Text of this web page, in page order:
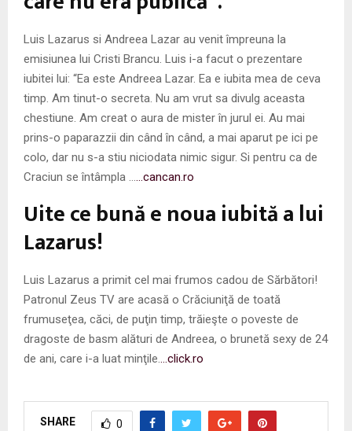
Luis Lazarus si Andreea Lazar au venit împreuna la
emisiunea lui Cristi Brancu. Luis i-a facut o prezentare
iubitei lui: “Ea este Andreea Lazar. Ea e iubita mea de ceva
timp. Am tinut-o secreta. Nu am vrut sa divulg aceasta
chestiune. Am creat o aura de mister în jurul ei. Au mai
prins-o paparazzii din când în când, a mai aparut pe ici pe
colo, dar nu s-a stiu niciodata nimic sigur. Si pentru ca de
Craciun se întâmpla …
…cancan.ro
Uite ce bună e noua iubită a lui
Lazarus!
Luis Lazarus a primit cel mai frumos cadou de Sărbători!
Patronul Zeus TV are acasă o Crăciuniţă de toată
frumuseţea, căci, de puţin timp, trăieşte o poveste de
dragoste de basm alături de Andreea, o brunetă sexy de 24
de ani, care i-a luat minţile.
…click.ro
SHARE 0